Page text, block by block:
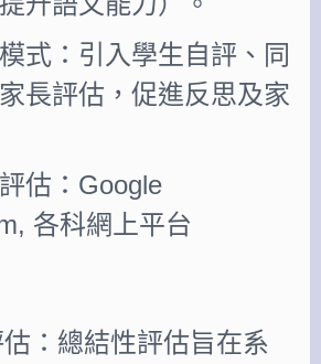
式：引入學生自評、同
長評估，促進反思及家
估：Google
各科網上平台
：總結性評估旨在系